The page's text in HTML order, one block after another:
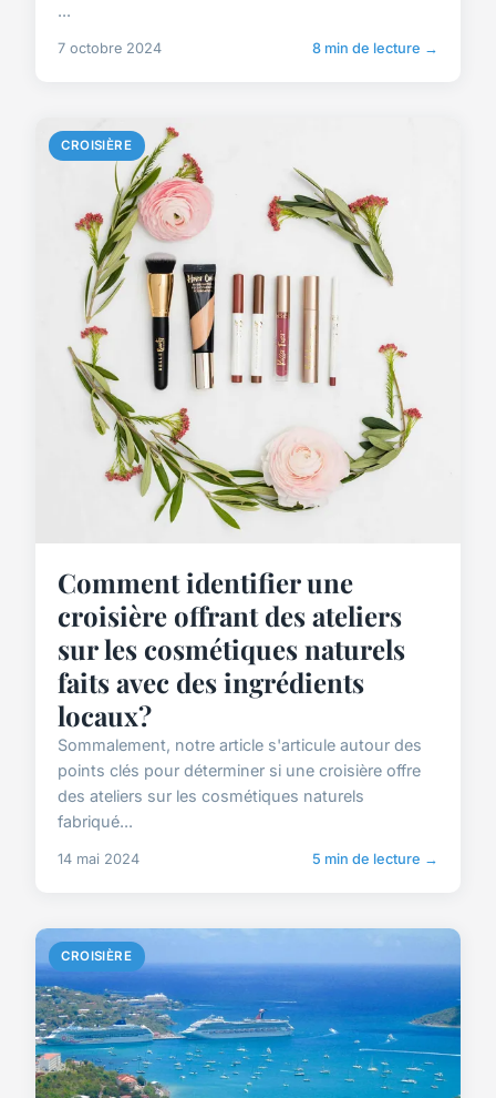
...
7 octobre 2024 8 min de lecture →
CROISIÈRE
Comment identifier une
croisière offrant des ateliers
sur les cosmétiques naturels
faits avec des ingrédients
locaux?
Sommalement, notre article s'articule autour des
points clés pour déterminer si une croisière offre
des ateliers sur les cosmétiques naturels
fabriqué...
14 mai 2024 5 min de lecture →
CROISIÈRE